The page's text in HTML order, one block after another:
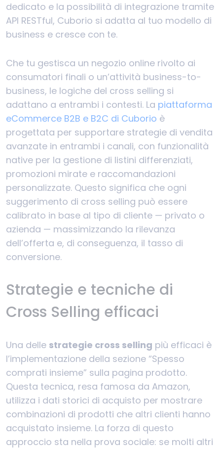
dedicato e la possibilità di integrazione tramite
API RESTful, Cuborio si adatta al tuo modello di
business e cresce con te.
Che tu gestisca un negozio online rivolto ai
consumatori finali o un’attività business-to-
business, le logiche del cross selling si
adattano a entrambi i contesti. La piattaforma
eCommerce B2B e B2C di Cuborio è
progettata per supportare strategie di vendita
avanzate in entrambi i canali, con funzionalità
native per la gestione di listini differenziati,
promozioni mirate e raccomandazioni
personalizzate. Questo significa che ogni
suggerimento di cross selling può essere
calibrato in base al tipo di cliente — privato o
azienda — massimizzando la rilevanza
dell’offerta e, di conseguenza, il tasso di
conversione.
Strategie e tecniche di
Cross Selling efficaci
Una delle strategie cross selling più efficaci è
l’implementazione della sezione “Spesso
comprati insieme” sulla pagina prodotto.
Questa tecnica, resa famosa da Amazon,
utilizza i dati storici di acquisto per mostrare
combinazioni di prodotti che altri clienti hanno
acquistato insieme. La forza di questo
approccio sta nella prova sociale: se molti altri